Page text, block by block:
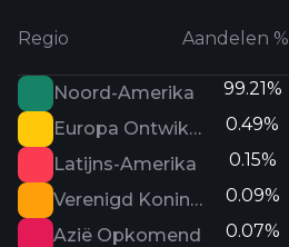
Regio Aandelen %
Noord-Amerika 99.21%
Europa Ontwikkeld
0.49%
Latijns-Amerika
0.15%
Verenigd Koninkrijk
0.09%
Azië Opkomend
0.07%